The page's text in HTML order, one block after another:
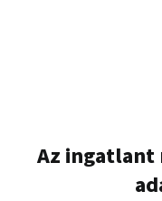
Az ingatlant